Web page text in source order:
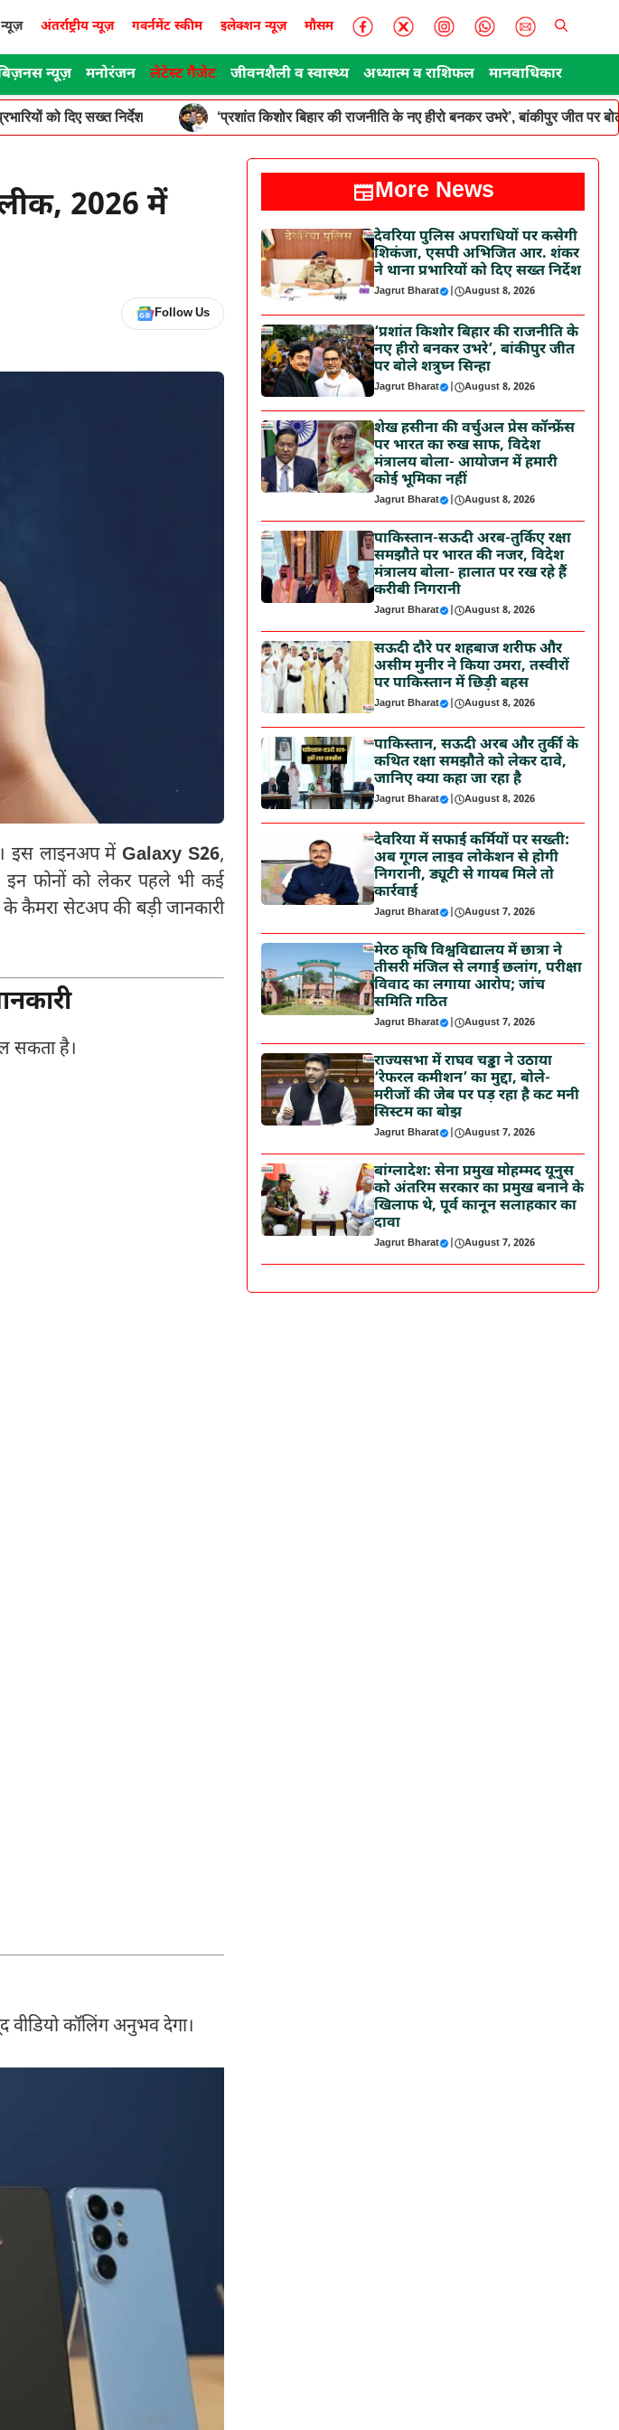
न्यूज़ अंतर्राष्ट्रीय न्यूज़ गवर्नमेंट स्कीम इलेक्शन न्यूज़ मौसम
न्यूज़ मनोरंजन लेटेस्ट गैजेट जीवनशैली व स्वास्थ्य अध्यात्म व राशिफल मानवाधिकार
को दिए सख्त निर्देश ‘प्रशांत किशोर बिहार की राजनीति के नए हीरो बनकर उभरे’, बांकीपुर जीत पर
2026 में
Follow Us
इस लाइनअप मेंGalaxy S26,
इन फोनों को लेकर पहले भी कई
कैमरा सेटअप की बड़ी जानकारी
सकता है।
कॉलिंग अनुभव देगा।
More News
देवरिया पुलिस अपराधियों पर कसेगी
शिकंजा, एसपी अभिजित आर. शंकर
ने थाना प्रभारियों को दिए सख्त निर्देश
Jagrut Bharat | August 8, 2026
‘प्रशांत किशोर बिहार की राजनीति के
नए हीरो बनकर उभरे’, बांकीपुर जीत
पर बोले शत्रुघ्न सिन्हा
Jagrut Bharat | August 8, 2026
शेख हसीना की वर्चुअल प्रेस कॉन्फ्रेंस
पर भारत का रुख साफ, विदेश
मंत्रालय बोला- आयोजन में हमारी
कोई भूमिका नहीं
Jagrut Bharat | August 8, 2026
पाकिस्तान-सऊदी अरब-तुर्किए रक्षा
समझौते पर भारत की नजर, विदेश
मंत्रालय बोला- हालात पर रख रहे हैं
करीबी निगरानी
Jagrut Bharat | August 8, 2026
सऊदी दौरे पर शहबाज शरीफ और
असीम मुनीर ने किया उमरा, तस्वीरों
पर पाकिस्तान में छिड़ी बहस
Jagrut Bharat | August 8, 2026
पाकिस्तान, सऊदी अरब और तुर्की के
कथित रक्षा समझौते को लेकर दावे,
जानिए क्या कहा जा रहा है
Jagrut Bharat | August 8, 2026
देवरिया में सफाई कर्मियों पर सख्ती:
अब गूगल लाइव लोकेशन से होगी
निगरानी, ड्यूटी से गायब मिले तो
कार्रवाई
Jagrut Bharat | August 7, 2026
मेरठ कृषि विश्वविद्यालय में छात्रा ने
तीसरी मंजिल से लगाई छलांग, परीक्षा
विवाद का लगाया आरोप; जांच
समिति गठित
Jagrut Bharat | August 7, 2026
राज्यसभा में राघव चड्ढा ने उठाया
‘रेफरल कमीशन’ का मुद्दा, बोले-
मरीजों की जेब पर पड़ रहा है कट मनी
सिस्टम का बोझ
Jagrut Bharat | August 7, 2026
बांग्लादेश: सेना प्रमुख मोहम्मद यूनुस
को अंतरिम सरकार का प्रमुख बनाने के
खिलाफ थे, पूर्व कानून सलाहकार का
दावा
Jagrut Bharat | August 7, 2026